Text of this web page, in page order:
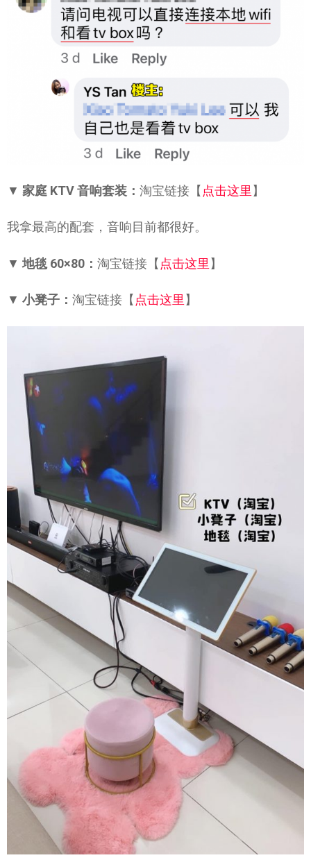
▼ 家庭 KTV 音响套装： 淘宝链接【 点击这里 】
我拿最高的配套，音响目前都很好。
▼ 地毯 60×80： 淘宝链接【 点击这里 】
▼ 小凳子： 淘宝链接【 点击这里 】